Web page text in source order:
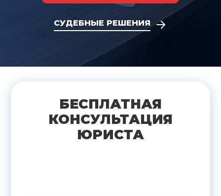
СУДЕБНЫЕ РЕШЕНИЯ
БЕСПЛАТНАЯ
КОНСУЛЬТАЦИЯ
ЮРИСТА